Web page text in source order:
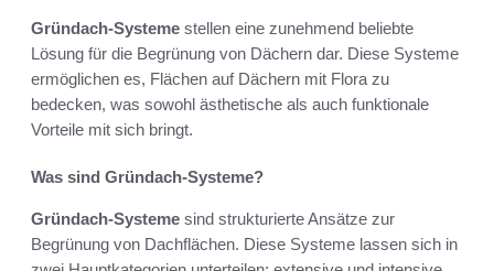
Gründach-Systeme stellen eine zunehmend beliebte
Lösung für die Begrünung von Dächern dar. Diese Systeme
ermöglichen es, Flächen auf Dächern mit Flora zu
bedecken, was sowohl ästhetische als auch funktionale
Vorteile mit sich bringt.
Was sind Gründach-Systeme?
Gründach-Systeme sind strukturierte Ansätze zur
Begrünung von Dachflächen. Diese Systeme lassen sich in